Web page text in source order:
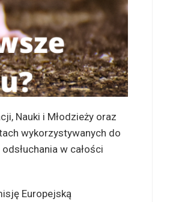
Nauki i Młodzieży oraz
wykorzystywanych do
w całości
Europejską